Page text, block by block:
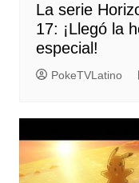
La serie
17: ¡Llegó la
especial!
PokeTVLatino